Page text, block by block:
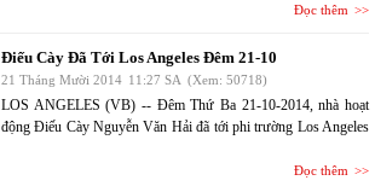
Đọc thêm
Điếu Cày Đã Tới Los Angeles Đêm 21-10
21 Tháng Mười 2014 11:27 SA (Xem: 50718)
LOS ANGELES (VB) -- Đêm Thứ Ba 21-10-2014, nhà hoạt
động Điếu Cày Nguyễn Văn Hải đã tới phi trường Los Angeles
Đọc thêm